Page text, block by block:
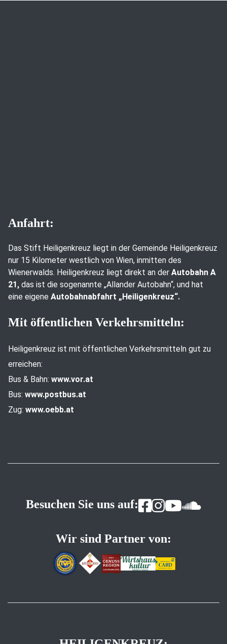
Anfahrt:
Das Stift Heiligenkreuz liegt in der Gemeinde Heiligenkreuz
nur 15 Kilometer westlich von Wien, inmitten des
Wienerwalds. Heiligenkreuz liegt direkt an der Autobahn A
21, das ist die sogenannte „Allander Autobahn“, und hat
eine eigene Autobahnabfahrt „Heiligenkreuz“.
Mit öffentlichen Verkehrsmitteln:
Heiligenkreuz ist mit öffentlichen Verkehrsmitteln gut zu
erreichen:
Bus & Bahn: www.vor.at
Bus: www.postbus.at
Zug: www.oebb.at
Besuchen Sie uns auf:
Wir sind Partner von: